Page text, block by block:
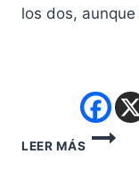
los dos,
LEER MÁS